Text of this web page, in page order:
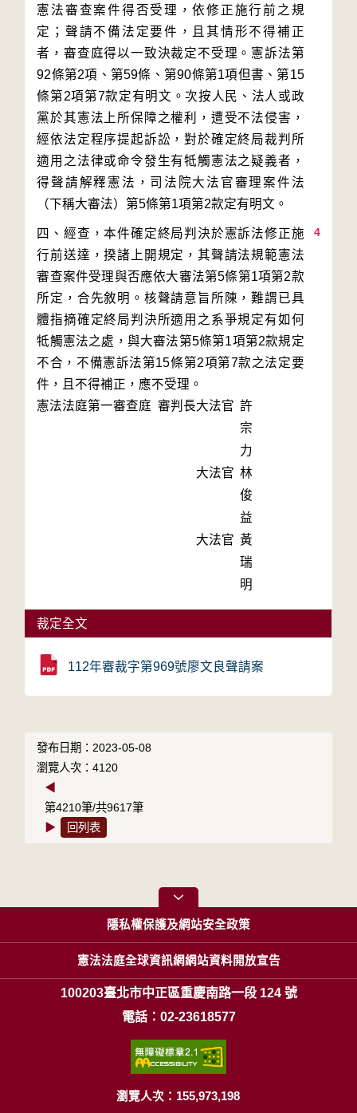
憲法審查案件得否受理，依修正施行前之規
定；聲請不備法定要件，且其情形不得補正
者，審查庭得以一致決裁定不受理。憲訴法第
92條第2項、第59條、第90條第1項但書、第15
條第2項第7款定有明文。次按人民、法人或政
黨於其憲法上所保障之權利，遭受不法侵害，
經依法定程序提起訴訟，對於確定終局裁判所
適用之法律或命令發生有牴觸憲法之疑義者，
得聲請解釋憲法，司法院大法官審理案件法
4
四、經查，本件確定終局判決於憲訴法修正施
行前送達，揆諸上開規定，其聲請法規範憲法
審查案件受理與否應依大審法第5條第1項第2款
所定，合先敘明。核聲請意旨所陳，難謂已具
體指摘確定終局判決所適用之系爭規定有如何
牴觸憲法之處，與大審法第5條第1項第2款規定
不合，不備憲訴法第15條第2項第7款之法定要
件，且不得補正，應不受理。
憲法法庭第一審查庭 審判長大法官 許
宗
力
大法官 林
俊
益
大法官 黃
瑞
明
裁定全文
112年審裁字第969號廖文良聲請案
發布日期：2023-05-08
瀏覽人次：4120
◀
第4210筆/共9617筆
▶
回列表
隱私權保護及網站安全政策
憲法法庭全球資訊網網站資料開放宣告
100203臺北市中正區重慶南路一段 124 號
電話：02-23618577
瀏覽人次：155,973,198